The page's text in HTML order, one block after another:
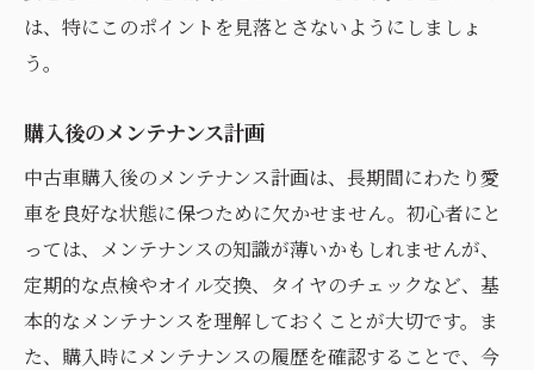
は、特にこのポイントを見落とさないようにしましょ
う。
購入後のメンテナンス計画
中古車購入後のメンテナンス計画は、長期間にわたり愛
車を良好な状態に保つために欠かせません。初心者にと
っては、メンテナンスの知識が薄いかもしれませんが、
定期的な点検やオイル交換、タイヤのチェックなど、基
本的なメンテナンスを理解しておくことが大切です。ま
た、購入時にメンテナンスの履歴を確認することで、今